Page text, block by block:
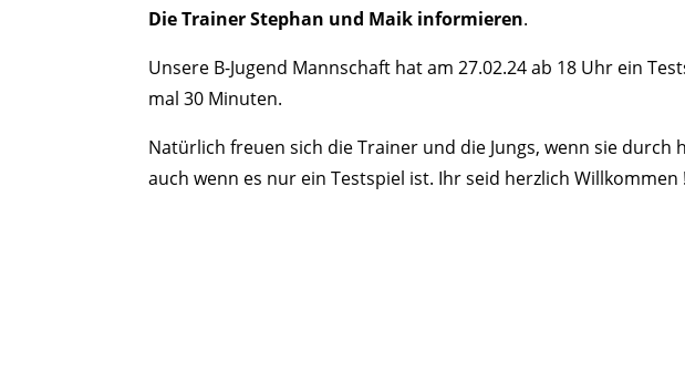
Die Trainer Stephan und Maik informieren.
Unsere B-Jugend Mannschaft hat am 27.02.24 ab 18 Uhr ein
mal 30 Minuten.
Natürlich freuen sich die Trainer und die Jungs, wenn sie durch
auch wenn es nur ein Testspiel ist. Ihr seid herzlich Willkommen